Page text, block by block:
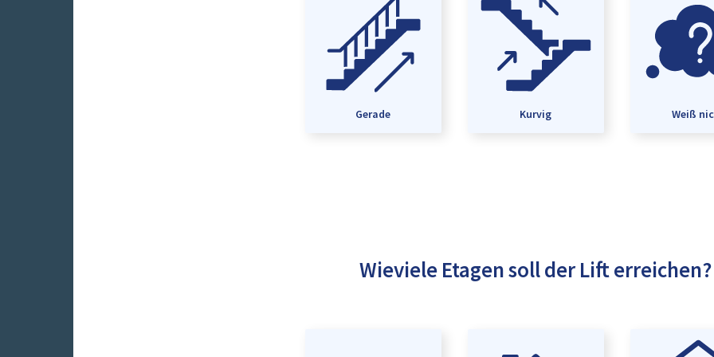
Gerade Kurvig Weiß
Wieviele Etagen soll der Lift erreichen?